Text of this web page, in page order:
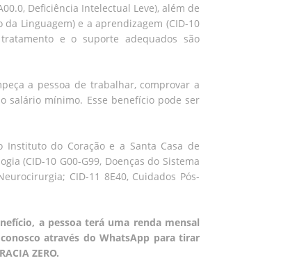
Deficiência Intelectual Leve), além de
Linguagem) e a aprendizagem (CID-10
tratamento e o suporte adequados são
a pessoa de trabalhar, comprovar a
salário mínimo. Esse benefício pode ser
do Coração e a Santa Casa de
(CID-10 G00-G99, Doenças do Sistema
CID-11 8E40, Cuidados Pós-
a pessoa terá uma renda mensal
através do WhatsApp para tirar
ZERO.